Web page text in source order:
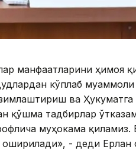
манфаатларини ҳимоя
кўплаб
ва
қўшма тадбирлар
муҳокама
- деди Ерлан